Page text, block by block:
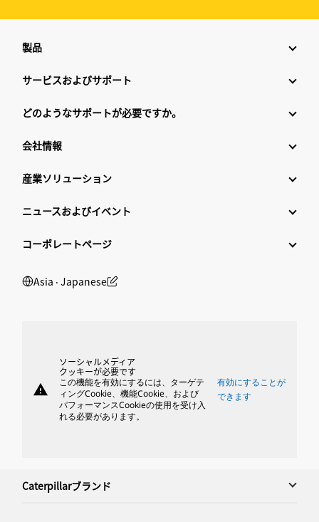
製品
サービスおよびサポート
どのようなサポートが必要ですか。
会社情報
産業ソリューション
ニュースおよびイベント
コーポレートページ
Asia ‧ Japanese
warning
ソーシャルメディア
クッキーが必要です
この機能を有効にするには、ターゲテ
ィングCookie、機能Cookie、および
パフォーマンスCookieの使用を受け入
れる必要があります。
有効にすることが
できます
Caterpillarブランド